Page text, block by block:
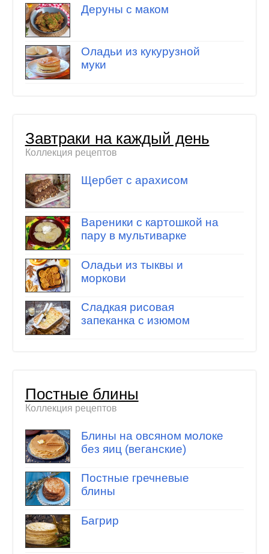
Деруны с маком
Оладьи из кукурузной
муки
Завтраки на каждый день
Коллекция рецептов
Щербет с арахисом
Вареники с картошкой на
пару в мультиварке
Оладьи из тыквы и
моркови
Сладкая рисовая
запеканка с изюмом
Постные блины
Коллекция рецептов
Блины на овсяном молоке
без яиц (веганские)
Постные гречневые
блины
Багрир